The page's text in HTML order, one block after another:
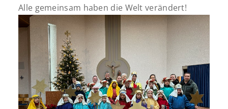
Alle gemeinsam haben die Welt verändert!